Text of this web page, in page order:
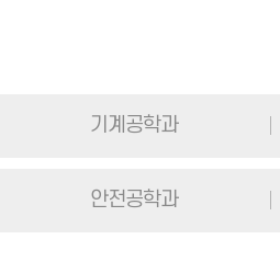
기계공학과
안전공학과